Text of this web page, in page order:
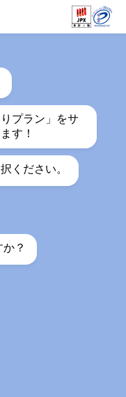
プラン」をサ
す！
ください。
？